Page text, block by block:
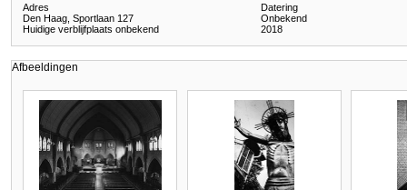
Adres
Datering
Den Haag, Sportlaan 127
Onbekend
Huidige verblijfplaats onbekend
2018
Afbeeldingen